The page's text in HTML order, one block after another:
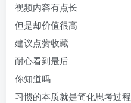
视频内容有点长
但是却价值很高
建议点赞收藏
耐心看到最后
你知道吗
习惯的本质就是简化思考过程